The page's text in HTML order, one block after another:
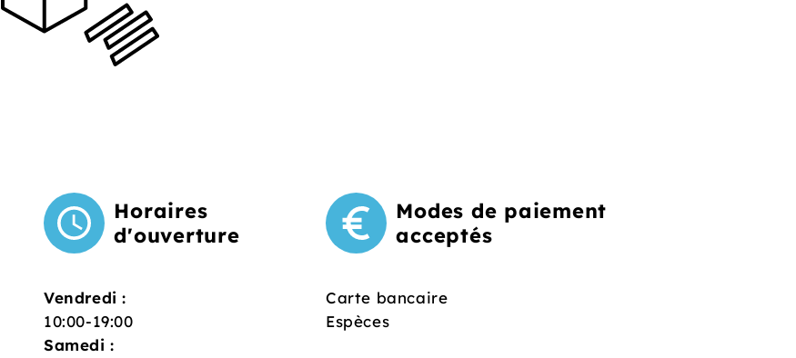
Horaires
d'ouverture
Vendredi :
10:00-19:00
Samedi :
Modes de paiement
acceptés
Carte bancaire
Espèces